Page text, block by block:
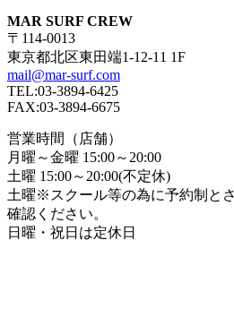
MAR SURF CREW
〒114-0013
東京都北区東田端1-12-11 1F
mail@mar-surf.com
TEL:03-3894-6425
FAX:03-3894-6675
営業時間（店舗）
月曜～金曜 15:00～20:00
土曜 15:00～20:00(不定休)
土曜※スクール等の為に予約制と
確認ください。
日曜・祝日は定休日